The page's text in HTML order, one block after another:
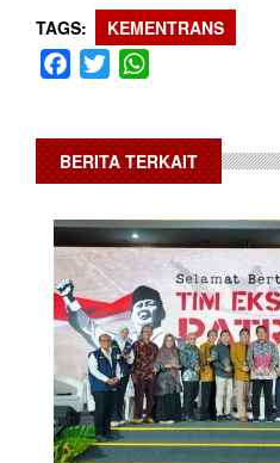
TAGS KEMENTRANS
Facebook
Twitter
BERITA TERKAIT